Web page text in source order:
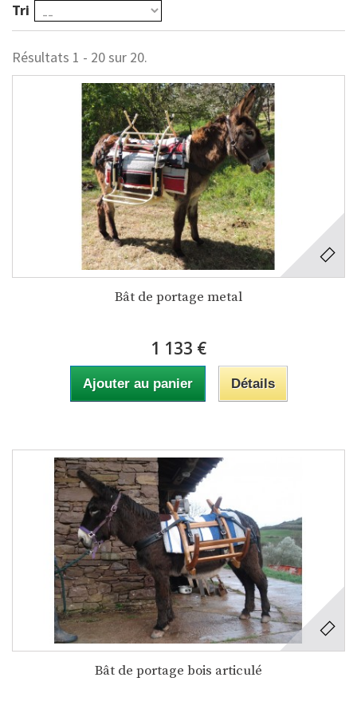
Tri
Résultats 1 - 20 sur 20.
Bât de portage metal
1 133 €
Ajouter au panier Détails
Bât de portage bois articulé